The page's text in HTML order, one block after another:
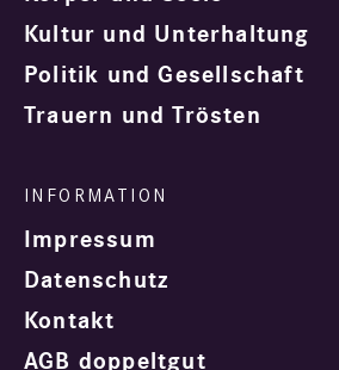
Kultur und Unterhaltung
Politik und Gesellschaft
Trauern und Trösten
Impressum
Datenschutz
Kontakt
AGB doppeltgut